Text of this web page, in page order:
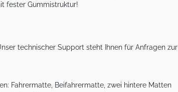
fester Gummistruktur!
technischer Support steht Ihnen für Anfragen
Fahrermatte, Beifahrermatte, zwei hintere Matten